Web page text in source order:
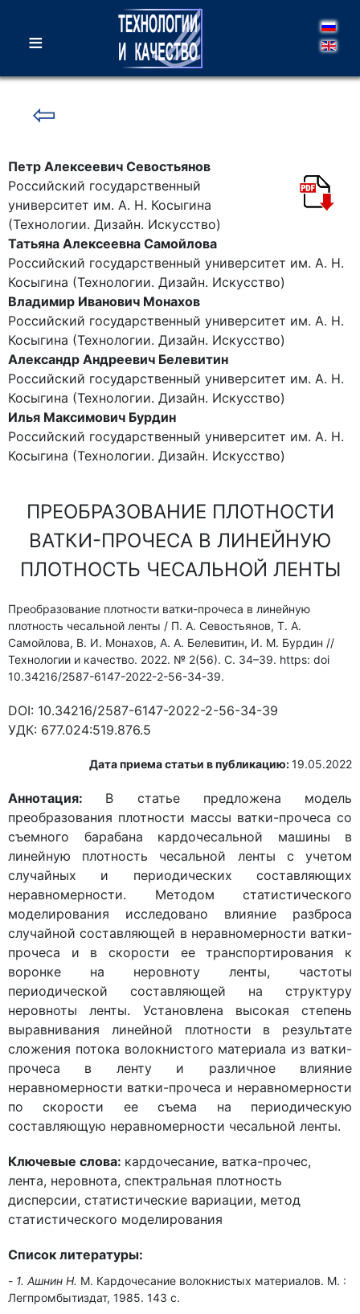
≡
⇦
Петр Алексеевич Севостьянов
Российский государственный
университет им. А. Н. Косыгина
(Технологии. Дизайн. Искусство)
Татьяна Алексеевна Самойлова
Российский государственный университет им. А. Н.
Косыгина (Технологии. Дизайн. Искусство)
Владимир Иванович Монахов
Российский государственный университет им. А. Н.
Косыгина (Технологии. Дизайн. Искусство)
Александр Андреевич Белевитин
Российский государственный университет им. А. Н.
Косыгина (Технологии. Дизайн. Искусство)
Илья Максимович Бурдин
Российский государственный университет им. А. Н.
Косыгина (Технологии. Дизайн. Искусство)
ПРЕОБРАЗОВАНИЕ ПЛОТНОСТИ
ВАТКИ-ПРОЧЕСА В ЛИНЕЙНУЮ
ПЛОТНОСТЬ ЧЕСАЛЬНОЙ ЛЕНТЫ
Преобразование плотности ватки-прочеса в линейную
плотность чесальной ленты / П. А. Севостьянов, Т. А.
Самойлова, В. И. Монахов, А. А. Белевитин, И. М. Бурдин //
Технологии и качество. 2022. № 2(56). С. 34–39. https: doi
10.34216/2587-6147-2022-2-56-34-39.
DOI: 10.34216/2587-6147-2022-2-56-34-39
УДК: 677.024:519.876.5
Дата приема статьи в публикацию:19.05.2022
Аннотация: В статье предложена модель
преобразования плотности массы ватки-прочеса со
съемного барабана кардочесальной машины в
линейную плотность чесальной ленты с учетом
случайных и периодических составляющих
неравномерности. Методом статистического
моделирования исследовано влияние разброса
случайной составляющей в неравномерности ватки-
прочеса и в скорости ее транспортирования к
воронке на неровноту ленты, частоты
периодической составляющей на структуру
неровноты ленты. Установлена высокая степень
выравнивания линейной плотности в результате
сложения потока волокнистого материала из ватки-
прочеса в ленту и различное влияние
неравномерности ватки-прочеса и неравномерности
по скорости ее съема на периодическую
составляющую неравномерности чесальной ленты.
Ключевые слова: кардочесание, ватка-прочес,
лента, неровнота, спектральная плотность
дисперсии, статистические вариации, метод
статистического моделирования
Список литературы:
1. Ашнин Н. М. Кардочесание волокнистых материалов. М. :
Легпромбытиздат, 1985. 143 с.